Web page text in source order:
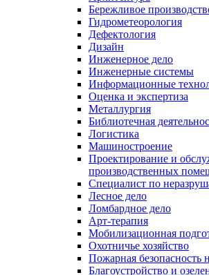
Бережливое
Гидрометеорология
Дефектология
Дизайн
Инженерное дело
Инженерные системы
Информационные
Оценка и экспертиза
Металлургия
Библиотечная
Логистика
Машиностроение
Проектирование и
производственных
Специалист по
Лесное дело
Ломбардное дело
Арт-терапия
Мобилизационная
Охотничье хозяйство
Пожарная безопасность
Благоустройство и